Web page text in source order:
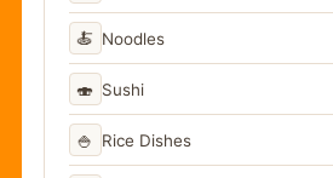
🍝 Noodles
🍣 Sushi
🍚 Rice Dishes